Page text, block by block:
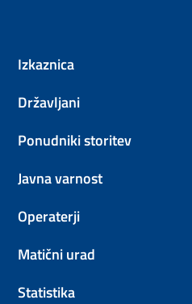
Izkaznica
Državljani
Ponudniki storitev
Javna varnost
Operaterji
Matični urad
Statistika